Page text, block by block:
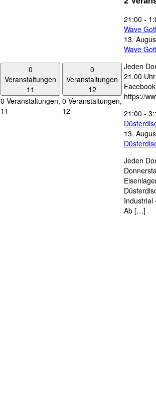
0
Veranstaltungen
11
0 Veranstaltungen,
11
0
Veranstaltungen
12
0 Veranstaltungen,
12
21:00 -
Wave
13.
Wave
Jeden
21.00
https://
21:00 -
13.
Jeden
Industrial
Ab […]